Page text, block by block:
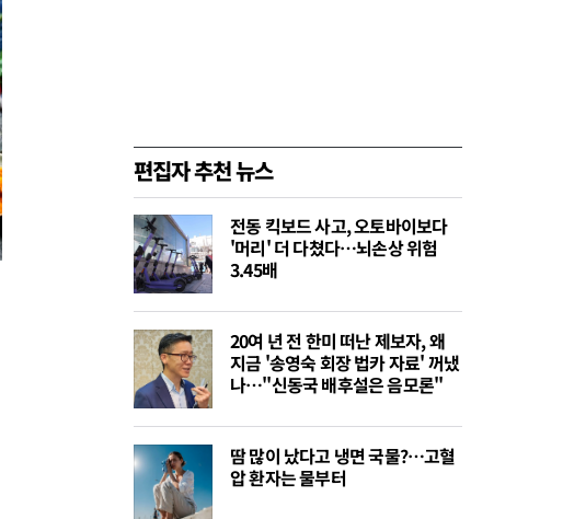
편집자 추천 뉴스
전동 킥보드 사고, 오토바이보다
'머리' 더 다쳤다…뇌손상 위험
3.45배
20여 년 전 한미 떠난 제보자, 왜
지금 '송영숙 회장 법카 자료' 꺼냈
나…"신동국 배후설은 음모론"
땀 많이 났다고 냉면 국물?…고혈
압 환자는 물부터